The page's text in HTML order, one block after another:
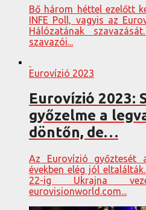
Bő három héttel ezelőtt
INFE Poll, vagyis az
Hálózatának
szavazói...
Eurovízió 2023
Eurovízió 2023:
győzelme a
döntőn, de…
Az Eurovízió győztesét
években elég jól
22-ig Ukrajna
eurovisionworld.com...